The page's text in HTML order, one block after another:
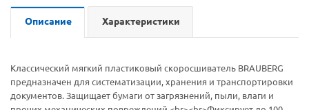
Описание Характеристики
Классический мягкий пластиковый скоросшиватель BRAUBERG
предназначен для систематизации, хранения и транспортировки
документов. Защищает бумаги от загрязнений, пыли, влаги и